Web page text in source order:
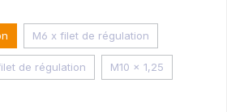
M6 x filet de régulation
de régulation M10 x 1,25